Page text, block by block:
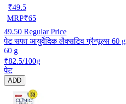
₹49.5
MRP₹65
49.50 Regular Price
पेट सफा आयुर्वेदिक लैक्सटिव ग्रैन्यूल्स 60 g
60 g
₹82.5/100g
पेट
ADD